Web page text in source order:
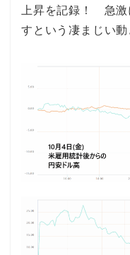
上昇を記録！ 急激
すという凄まじい動